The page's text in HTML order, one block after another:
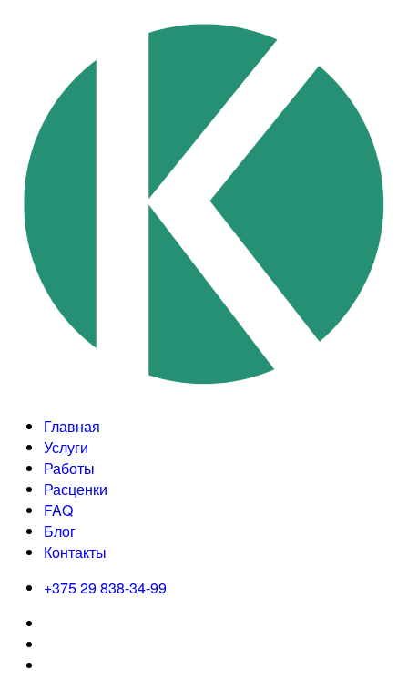
Главная
Услуги
Работы
Расценки
FAQ
Блог
Контакты
+375 29 838-34-99